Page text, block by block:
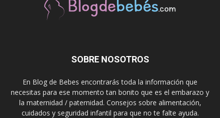
SOBRE NOSOTROS
En Blog de Bebes encontrarás toda la información que
necesitas para ese momento tan bonito que es el embarazo y
la maternidad / paternidad. Consejos sobre alimentación,
cuidados y seguridad infantil para que no te falte ayuda.